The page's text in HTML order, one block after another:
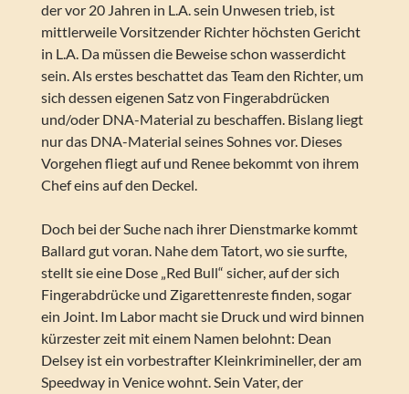
der vor 20 Jahren in L.A. sein Unwesen trieb, ist
mittlerweile Vorsitzender Richter höchsten Gericht
in L.A. Da müssen die Beweise schon wasserdicht
sein. Als erstes beschattet das Team den Richter, um
sich dessen eigenen Satz von Fingerabdrücken
und/oder DNA-Material zu beschaffen. Bislang liegt
nur das DNA-Material seines Sohnes vor. Dieses
Vorgehen fliegt auf und Renee bekommt von ihrem
Chef eins auf den Deckel.
Doch bei der Suche nach ihrer Dienstmarke kommt
Ballard gut voran. Nahe dem Tatort, wo sie surfte,
stellt sie eine Dose „Red Bull“ sicher, auf der sich
Fingerabdrücke und Zigarettenreste finden, sogar
ein Joint. Im Labor macht sie Druck und wird binnen
kürzester zeit mit einem Namen belohnt: Dean
Delsey ist ein vorbestrafter Kleinkrimineller, der am
Speedway in Venice wohnt. Sein Vater, der